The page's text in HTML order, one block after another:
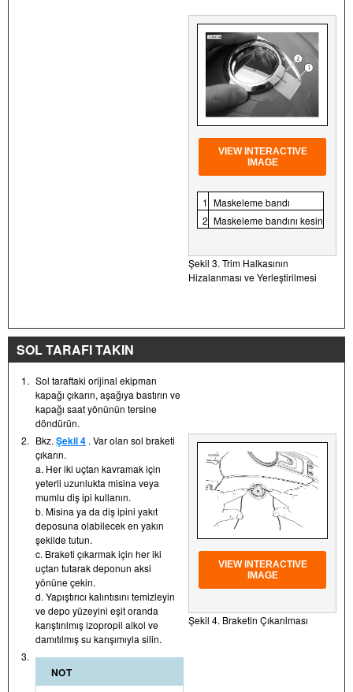
VIEW INTERACTIVE
IMAGE
1 Maskeleme bandı
2 Maskeleme bandını kesin
Şekil 3. Trim Halkasının
Hizalanması ve Yerleştirilmesi
SOL TARAFI TAKIN
1. Sol taraftaki orijinal ekipman
kapağı çıkarın, aşağıya bastırın ve
kapağı saat yönünün tersine
döndürün.
2. Bkz. Şekil 4 . Var olan sol braketi
çıkarın.
a. Her iki uçtan kavramak için
yeterli uzunlukta misina veya
mumlu diş ipi kullanın.
b. Misina ya da diş ipini yakıt
deposuna olabilecek en yakın
şekilde tutun.
c. Braketi çıkarmak için her iki
uçtan tutarak deponun aksi
yönüne çekin.
d. Yapıştırıcı kalıntısını temizleyin
ve depo yüzeyini eşit oranda
karıştırılmış izopropil alkol ve
damıtılmış su karışımıyla silin.
VIEW INTERACTIVE
IMAGE
Şekil 4. Braketin Çıkarılması
3.
NOT